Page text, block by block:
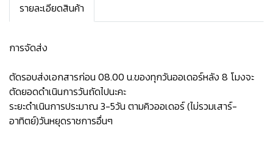
รายละเอียดสินค้า
การจัดส่ง
ตัดรอบส่งเอกสารก่อน 08.00 น.ของทุกวันออเดอร์หลัง 8 โมงจะ
ตัดยอดดำเนินการวันถัดไปนะคะ
ระยะดำเนินการประมาณ 3-5วัน ตามคิวออเดอร์ (ไม่รวมเสาร์-
อาทิตย์)วันหยุดราชการอื่นๆ